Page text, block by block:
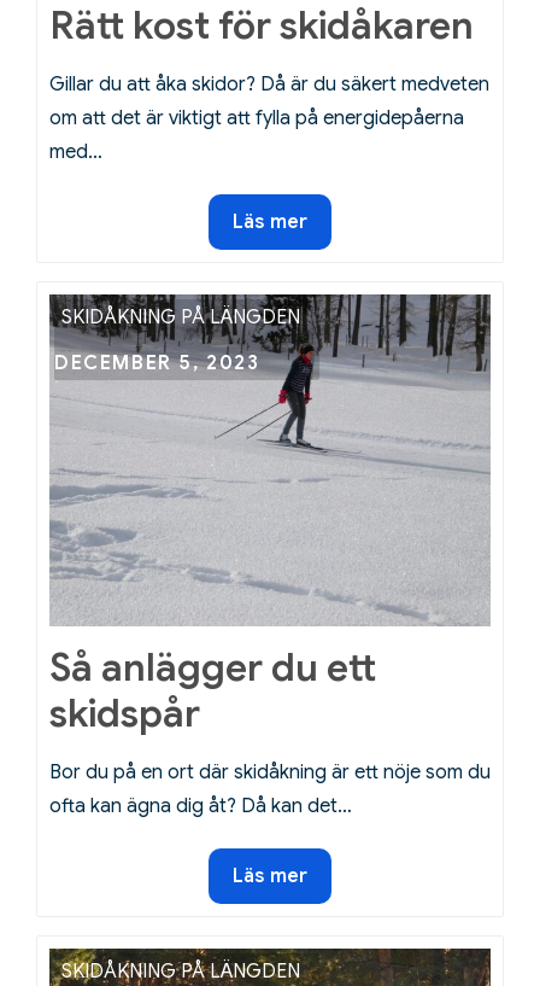
Rätt kost för skidåkaren
Gillar du att åka skidor? Då är du säkert medveten
om att det är viktigt att fylla på energidepåerna
med…
Rätt
kost
skidåkaren
Läs mer
SKIDÅKNING PÅ LÄNGDEN
Posted
on
DECEMBER 5, 2023
Så anlägger du ett
skidspår
Bor du på en ort där skidåkning är ett nöje som du
ofta kan ägna dig åt? Då kan det…
Så
anlägger
ett
Läs mer
SKIDÅKNING PÅ LÄNGDEN